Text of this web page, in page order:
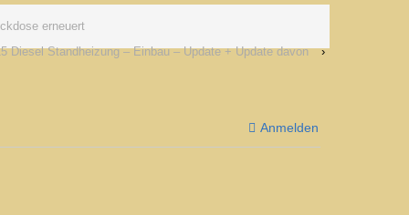
erneuert
Diesel Standheizung – Einbau – Update + Update davon
›
Anmelden